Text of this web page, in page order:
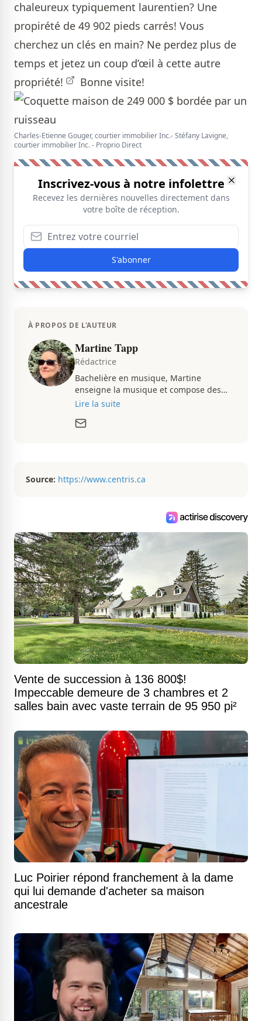
chaleureux typiquement laurentien? Une
propirété de 49 902 pieds carrés! Vous
cherchez un clés en main? Ne perdez plus de
temps et jetez un coup d’œil à cette autre
propriété!
Bonne visite!
Charles-Etienne Gouger, courtier immobilier Inc.- Stéfany Lavigne,
courtier immobilier Inc. - Proprio Direct
Inscrivez-vous à notre infolettre
Recevez les dernières nouvelles directement dans
votre boîte de réception.
S'abonner
À PROPOS DE L'AUTEUR
Martine Tapp
Rédactrice
Bachelière en musique, Martine
enseigne la musique et compose des
pièces musicales pendant ses temps
d’aménagement intérieur, elle suit de
Lire la suite
Source: https://www.centris.ca
Vente de succession à 136 800$!
Impeccable demeure de 3 chambres et 2
salles bain avec vaste terrain de 95 950 pi²
Luc Poirier répond franchement à la dame
qui lui demande d'acheter sa maison
ancestrale